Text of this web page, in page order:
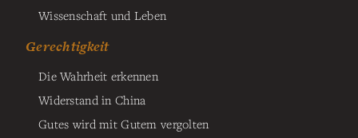
Wissenschaft und Leben
Gerechtigkeit
Die Wahrheit erkennen
Widerstand in China
Gutes wird mit Gutem vergolten